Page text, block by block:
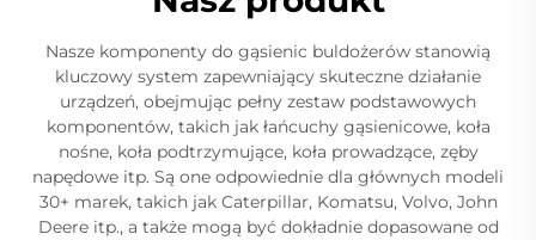
Nasze komponenty do gąsienic buldożerów stanowią
kluczowy system zapewniający skuteczne działanie
urządzeń, obejmując pełny zestaw podstawowych
komponentów, takich jak łańcuchy gąsienicowe, koła
nośne, koła podtrzymujące, koła prowadzące, zęby
napędowe itp. Są one odpowiednie dla głównych modeli
30+ marek, takich jak Caterpillar, Komatsu, Volvo, John
Deere itp., a także mogą być dokładnie dopasowane od